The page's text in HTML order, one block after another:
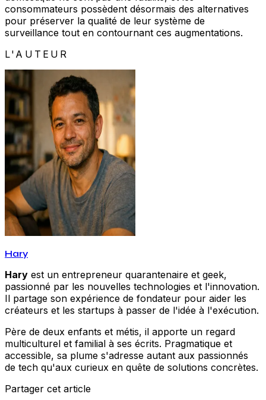
consommateurs possèdent désormais des alternatives
pour préserver la qualité de leur système de
surveillance tout en contournant ces augmentations.
L'AUTEUR
Hary
Hary est un entrepreneur quarantenaire et geek,
passionné par les nouvelles technologies et l'innovation.
Il partage son expérience de fondateur pour aider les
créateurs et les startups à passer de l'idée à l'exécution.
Père de deux enfants et métis, il apporte un regard
multiculturel et familial à ses écrits. Pragmatique et
accessible, sa plume s'adresse autant aux passionnés
de tech qu'aux curieux en quête de solutions concrètes.
Partager cet article